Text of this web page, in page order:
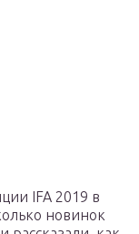
IFA 2019 в
новинок